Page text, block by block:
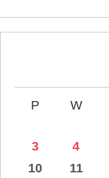
P W
3
4
10
11